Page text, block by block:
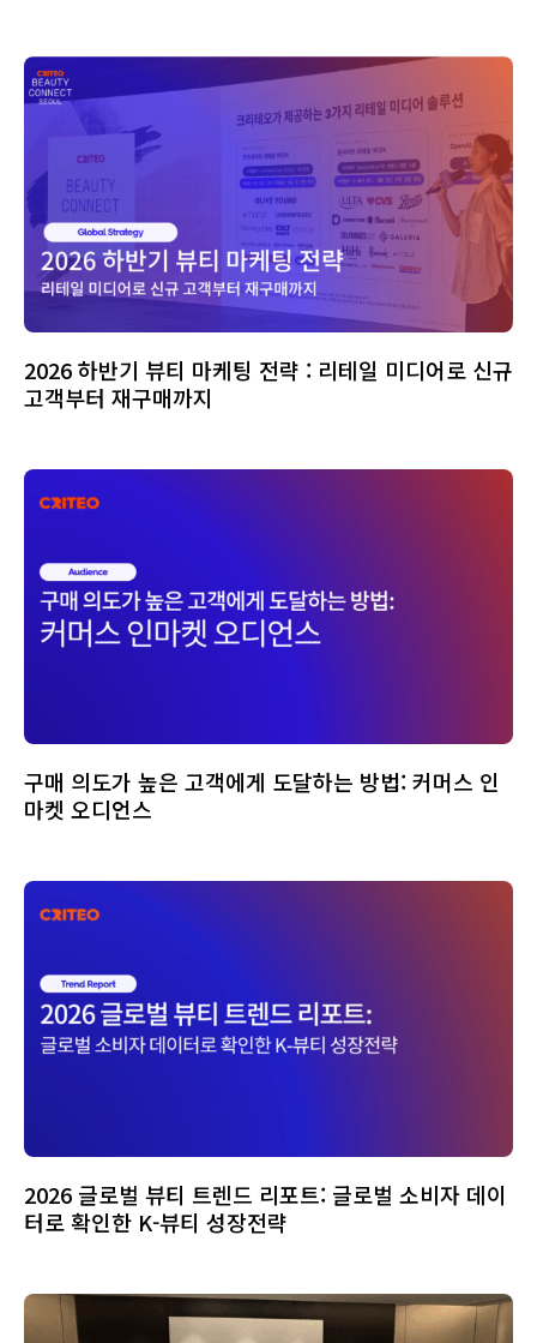
2026 하반기 뷰티 마케팅 전략 : 리테일 미디어로 신규
고객부터 재구매까지
구매 의도가 높은 고객에게 도달하는 방법: 커머스 인
마켓 오디언스
2026 글로벌 뷰티 트렌드 리포트: 글로벌 소비자 데이
터로 확인한 K-뷰티 성장전략